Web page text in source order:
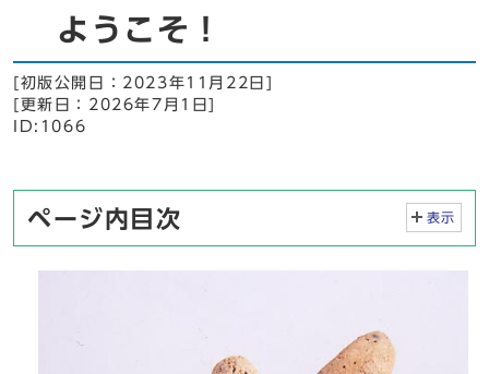
ようこそ！
[初版公開日： 2023年11月22日
[更新日： 2026年7月1日
ID:1066
ページ内目次 表示